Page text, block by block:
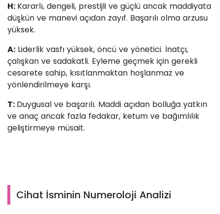
H: Kararlı, dengeli, prestijli ve güçlü ancak maddiyata
düşkün ve manevi açıdan zayıf. Başarılı olma arzusu
yüksek.
A: Liderlik vasfı yüksek, öncü ve yönetici. İnatçı,
çalışkan ve sadakatli. Eyleme geçmek için gerekli
cesarete sahip, kısıtlanmaktan hoşlanmaz ve
yönlendirilmeye karşı.
T: Duygusal ve başarılı. Maddi açıdan bolluğa yatkın
ve anaç ancak fazla fedakar, ketum ve bağımlılık
geliştirmeye müsait.
Cihat İsminin Numeroloji Analizi